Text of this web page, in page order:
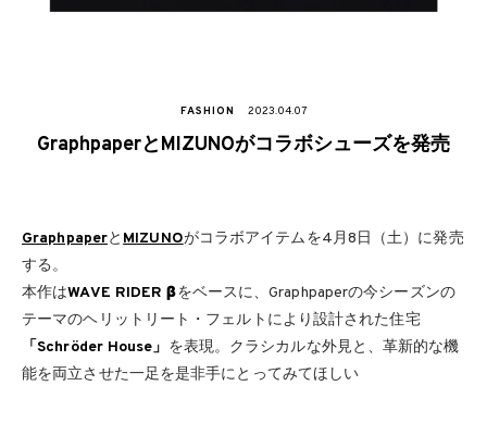
FASHION 2023.04.07
GraphpaperとMIZUNOがコラボシューズを発売
Graphpaperと MIZUNOがコラボアイテムを4月8日（土）に発売
する。
本作はWAVE RIDER βをベースに、Graphpaperの今シーズンの
テーマのヘリットリート・フェルトにより設計された住宅
「Schröder House」 を表現。クラシカルな外見と、革新的な機
能を両立させた一足を是非手にとってみてほしい